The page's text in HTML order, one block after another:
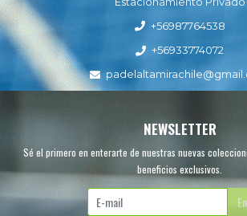
+56987764538
+56933774072
NEWSLETTER
Sé el primero en enterarte de nuestras nuevas
beneficios exclusivos.